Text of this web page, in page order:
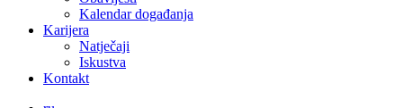
Kalendar događanja
Karijera
Natječaji
Iskustva
Kontakt